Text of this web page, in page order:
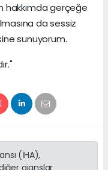
hakkımda gerçeğe
da sessiz
sunuyorum.
(İHA),